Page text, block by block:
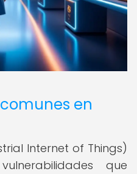
en
Internet of Things)
que